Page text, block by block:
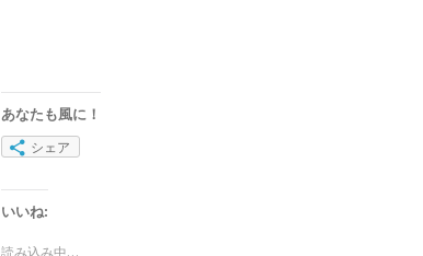
あなたも風に！
シェア
いいね:
読み込み中…